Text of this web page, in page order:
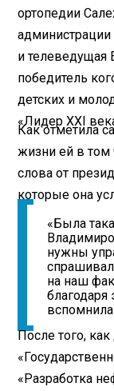
ортопедии
администрации
и телеведущая
победитель
детских и
«Лидер XXI
Как отметила
жизни ей в
слова от
которые она
«Была
нужны
на наш
благодаря
После того,
«Разработка